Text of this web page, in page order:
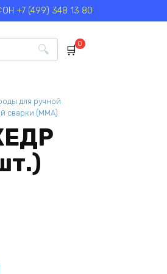
+7 (499) 348 13 80
0
для ручной
сварки (MMA)